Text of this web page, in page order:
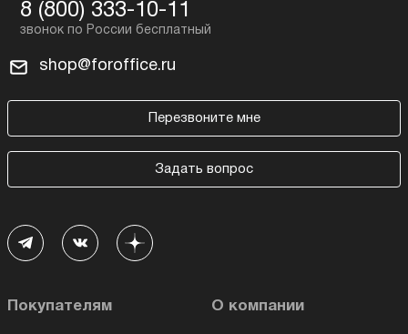
8 (800) 333-10-11
shop@foroffice.ru
Перезвоните мне
Задать вопрос
Покупателям О компании